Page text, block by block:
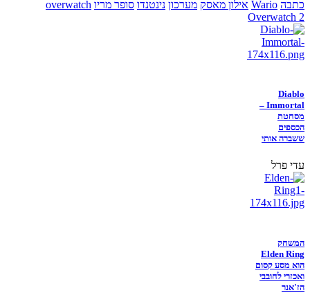
כתבה Wario אילון מאסק מערכון נינטנדו סופר מריו overwatch
Overwatch 2
Diablo
Immortal –
מסחטת
הכספים
ששברה אותי
עדי פרל
המשחק
Elden Ring
הוא מסע קסום
ואכזרי לחובבי
הז'אנר